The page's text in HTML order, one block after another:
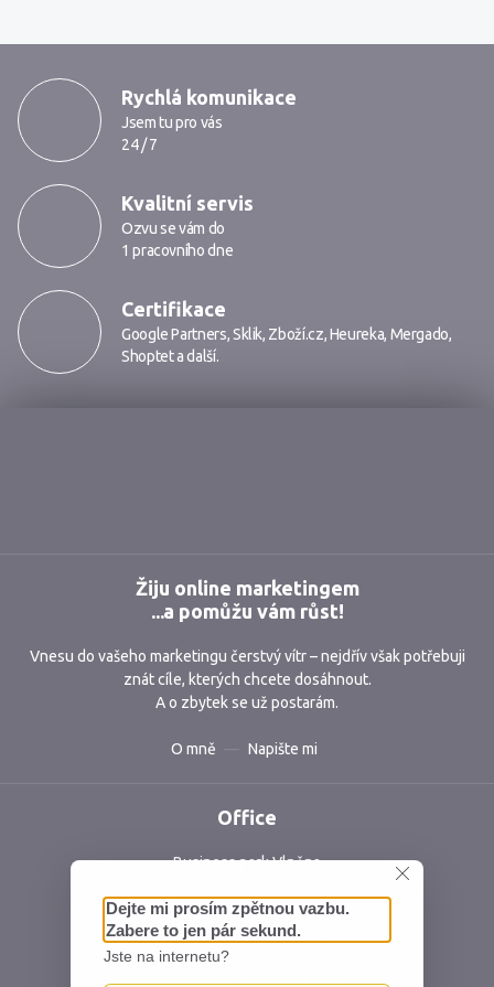
MarkMedia
Rychlá komunikace
Jsem tu pro vás
24 / 7
Kvalitní servis
Ozvu se vám do
1 pracovního dne
Certifikace
Google Partners,Sklik, Zboží.cz,Heureka, Mergado,
Shopteta další.
Žiju online marketingem
...a pomůžu vám růst!
Vnesu do vašeho marketingu čerstvý vítr – nejdřív však potřebuji
znát cíle, kterých chcete dosáhnout.
A o zbytek se už postarám.
O mně Napište mi
Office
Business park Vlněna
Česká republika
IČ: 06762409 DIČ: CZ06762409